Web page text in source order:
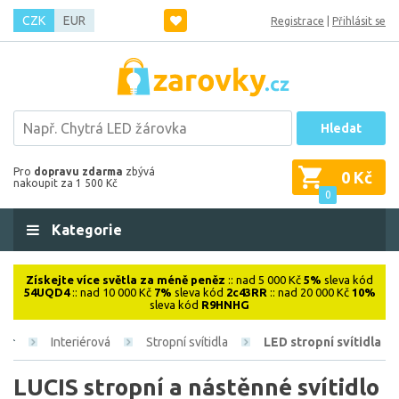
CZK EUR Registrace Přihlásit se
Hledat
Pro dopravu zdarma zbývá
nakoupit za 1 500 Kč
0
0 Kč
Kategorie
Získejte více světla za méně peněz :: nad 5 000 Kč 5% sleva kód
54UQD4:: nad 10 000 Kč 7% sleva kód 2c43RR :: nad 20 000 Kč 10%
sleva kód R9HNHG
Interiérová Stropní svítidla LED stropní svítidla
LUCIS stropní a nástěnné svítidlo